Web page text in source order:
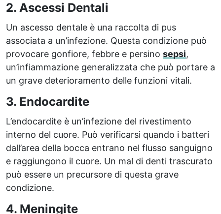
2. Ascessi Dentali
Un ascesso dentale è una raccolta di pus
associata a un’infezione. Questa condizione può
provocare gonfiore, febbre e persino sepsi,
un’infiammazione generalizzata che può portare a
un grave deterioramento delle funzioni vitali.
3. Endocardite
L’endocardite è un’infezione del rivestimento
interno del cuore. Può verificarsi quando i batteri
dall’area della bocca entrano nel flusso sanguigno
e raggiungono il cuore. Un mal di denti trascurato
può essere un precursore di questa grave
condizione.
4. Meningite